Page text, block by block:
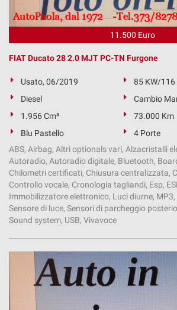
11.500 Euro
FIAT Ducato 28 2.0 MJT PC-TN Furgone
Usato, 06/2019
85 KW/116
Diesel
Cambio
1.956 Cm³
73.000 Km
Blu Pastello
4 Porte
ABS, Airbag, Altri optionals vari, Alzacristalli
Autoradio, Autoradio digitale, Bluetooth,
Chilometri certificati, Chiusura centralizzata,
Controllo vocale, Cronologia tagliandi, Esp,
Immobilizzatore elettronico, Luci diurne,
Sensore di luce, Sensori di parcheggio
Sound system, USB, Vivavoce